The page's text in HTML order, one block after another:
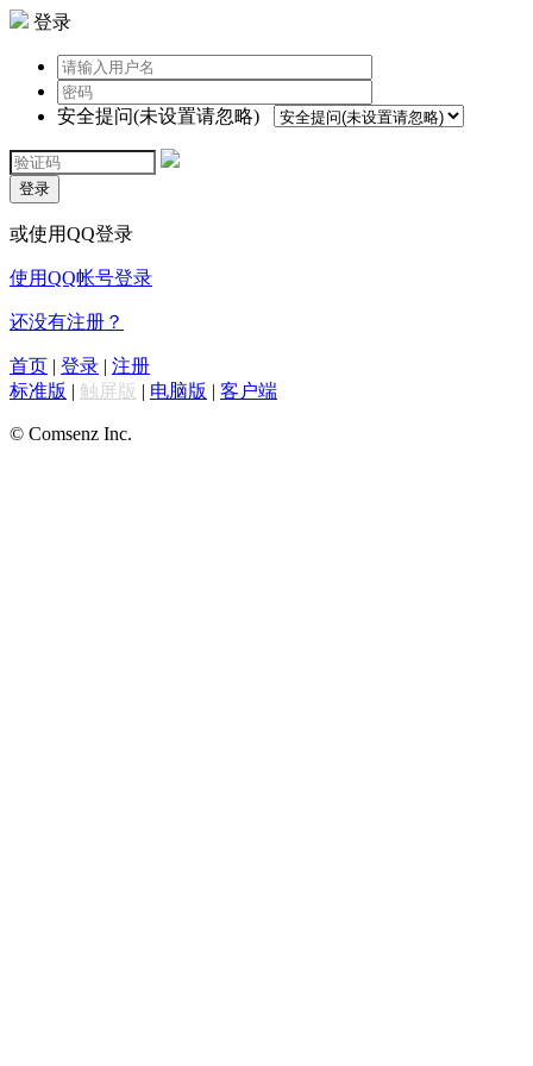
登录
安全提问(未设置请忽略)
登录
或使用QQ登录
使用QQ帐号登录
还没有注册？
首页 | 登录 | 注册
标准版 | 触屏版 | 电脑版 | 客户端
© Comsenz Inc.